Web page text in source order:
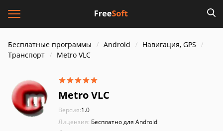
Бесплатные программы Android
Навигация, GPS
Транспорт
Metro VLC
Metro VLC
Версия:1.0
Лицензия: Бесплатно для Android